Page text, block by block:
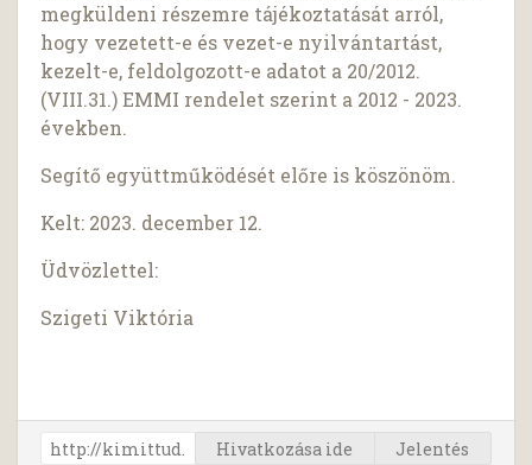
megküldeni részemre tájékoztatását arról,
hogy vezetett-e és vezet-e nyilvántartást,
kezelt-e, feldolgozott-e adatot a 20/2012.
(VIII.31.) EMMI rendelet szerint a 2012 - 2023.
években.
Segítő együttműködését előre is köszönöm.
Kelt: 2023. december 12.
Üdvözlettel:
Szigeti Viktória
Hivatkozása ide Jelentés